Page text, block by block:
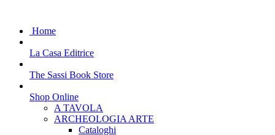
Home
La Casa Editrice
The Sassi Book Store
Shop Online
A TAVOLA
ARCHEOLOGIA ARTE
Cataloghi